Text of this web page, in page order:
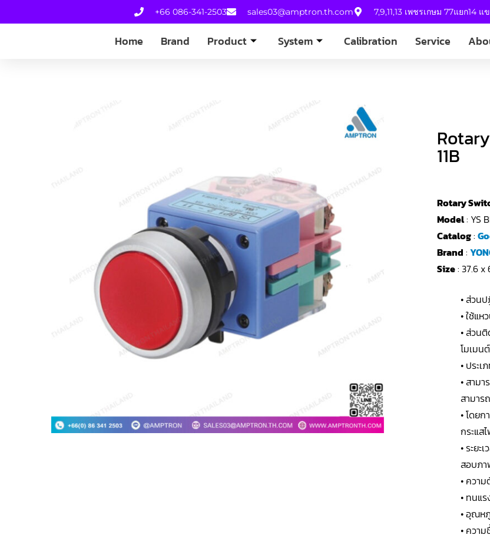
+66 086-341-2503 sales03@amptron.th.com 7,9,11,13 เพชรเกษม 77แยก14
Home Brand Product System Calibration Service
11B
Rotary
Model: YS
Catalog:
Brand :
Size: 37.6 x
• ส่วน
• ใช้แ
• ส่วน
โมเมนต์
• ประ
• สาม
สามาร
• โดย
กระแส
• ระย
สอบภ
• ควา
• ทนแ
• อุณห
• ควา